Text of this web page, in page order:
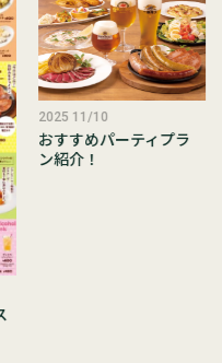
2025 11/10
おすすめパーティプラ
ン紹介！